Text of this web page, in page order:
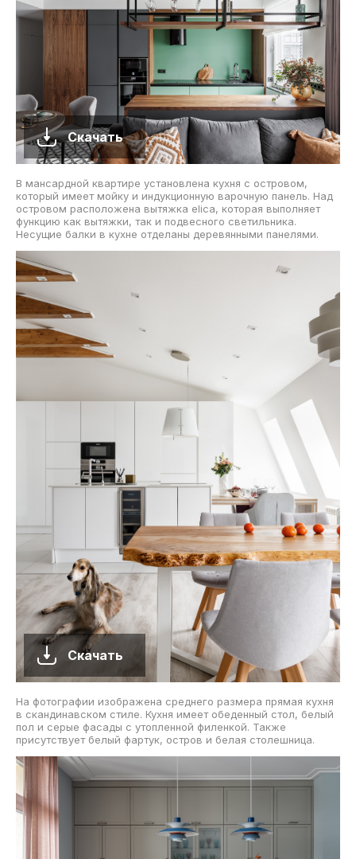
Скачать
В мансардной квартире установлена кухня с островом,
который имеет мойку и индукционную варочную панель. Над
островом расположена вытяжка elica, которая выполняет
функцию как вытяжки, так и подвесного светильника.
Несущие балки в кухне отделаны деревянными панелями.
Скачать
На фотографии изображена среднего размера прямая кухня
в скандинавском стиле. Кухня имеет обеденный стол, белый
пол и серые фасады с утопленной филенкой. Также
присутствует белый фартук, остров и белая столешница.